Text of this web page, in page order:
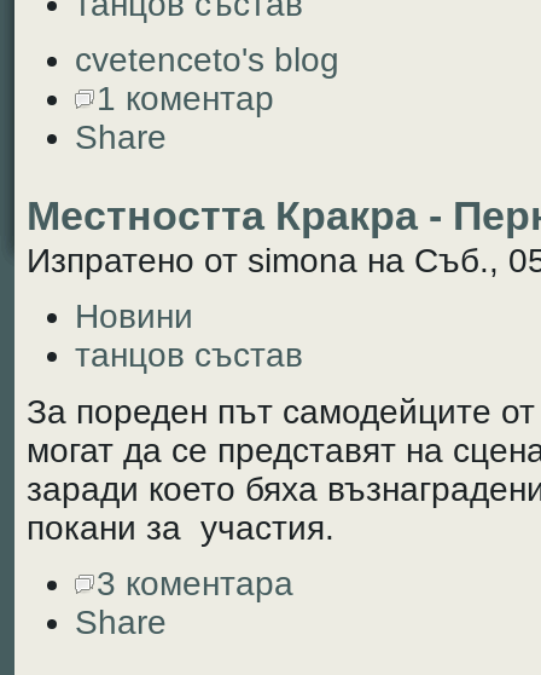
cvetenceto's blog
1 коментар
Share
Местността Кракра -
Изпратено от simona на Съб.,
Новини
танцов състав
За пореден път самодейците
могат да се представят на
заради което бяха
покани за участия.
3 коментара
Share